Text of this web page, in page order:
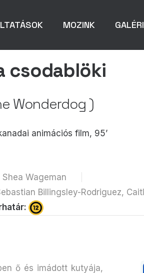
MOZINK
csodablöki
Wonderdog )
animációs film, 95’
Shea Wageman
Billingsley-Rodriguez,
ő és imádott kutyája,